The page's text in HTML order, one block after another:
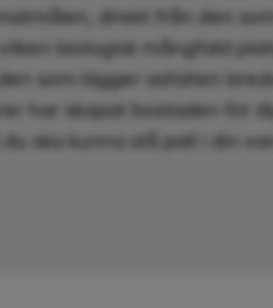
direkt från den som
biologisk mångfald
som lägger asfalten
har skapat bostaden för
ska kunna stå pall i din